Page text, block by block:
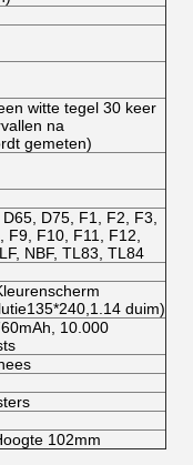
witte tegel 30 keer
na
gemeten)
D75, F1, F2, F3,
F9, F10, F11, F12,
NBF, TL83, TL84
duim)
10.000
102mm